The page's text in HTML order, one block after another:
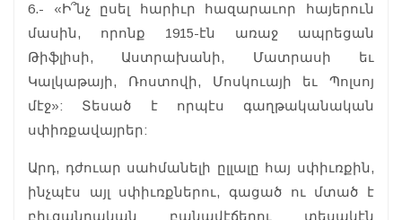
6.- «Ի՞նչ ըսել հարիւր հազարաւոր հայերուն
մասին, որոնք 1915-էն առաջ ապրեցան
Թիֆլիսի, Աստրախանի, Մատրասի եւ
Կալկաթայի, Ռոստովի, Մոսկուայի եւ Պոլսոյ
մէջ»: Տեսած է որպէս գաղթականական
սփիռքավայրեր:
Արդ, դժուար սահմանելի ըլլալը հայ սփիւռքին,
ինչպէս այլ սփիւռքներու, գացած ու մտած է
բիւզանդական բանավէճերու տեսակէն